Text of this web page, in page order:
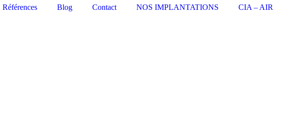
Références Blog Contact NOS IMPLANTATIONS CIA – AIR